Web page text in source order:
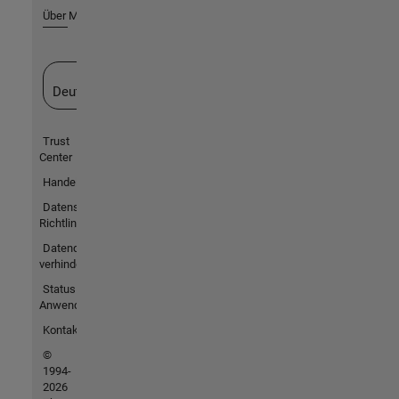
Über MathWorks
Deutschland
Trust
Center
Handelsmarken
Datenschutz-
Richtlinien
Datendiebstahl
verhindern
Status von
Anwendungen
Kontakt
©
1994-
2026